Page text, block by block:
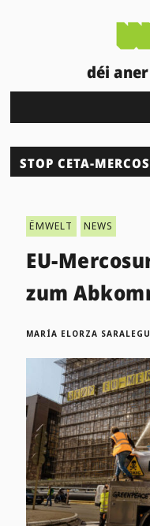
déi
STOP CETA-
ËMWELT NEWS
EU-
zum
MARÍA ELORZA